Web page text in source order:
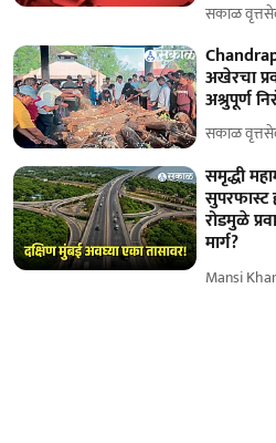
सकाळ
अखेरचा
अश्रुपूर्ण
सकाळ
समृद्धी
सुपरफास्ट
रोडमुळे
मार्ग?
Mansi